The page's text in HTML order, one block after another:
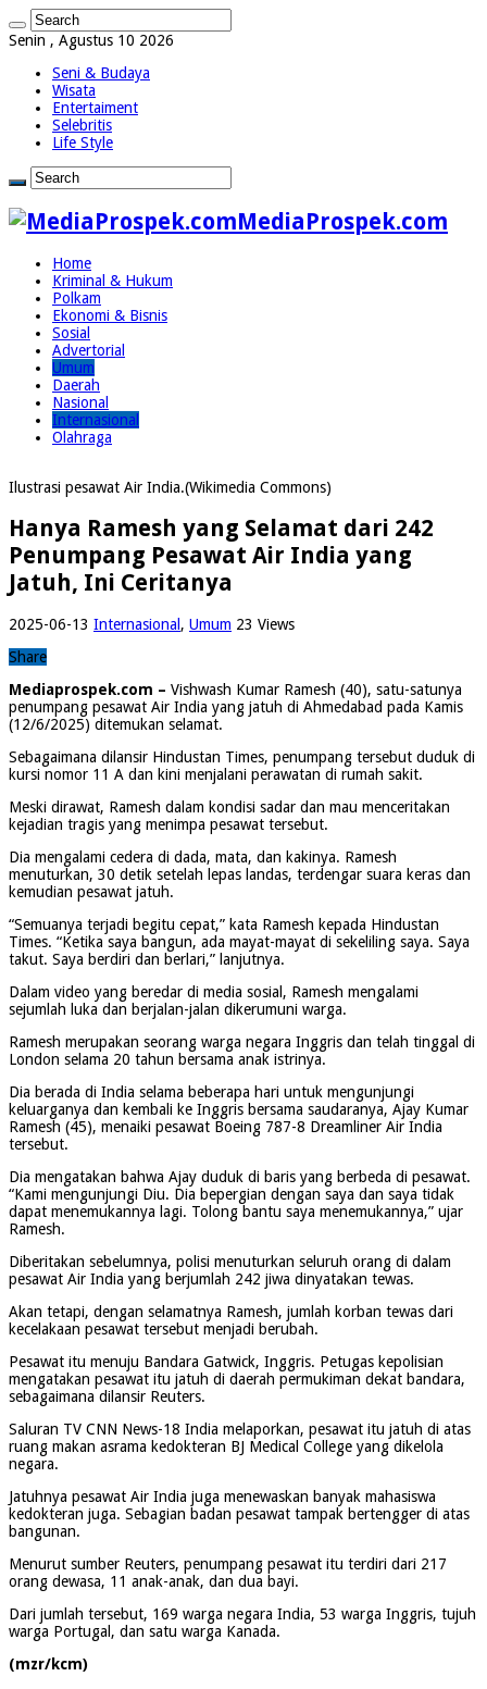
Senin , Agustus 10 2026
Seni & Budaya
Wisata
Entertaiment
Selebritis
Life Style
MediaProspek.com
Home
Kriminal & Hukum
Polkam
Ekonomi & Bisnis
Sosial
Advertorial
Umum
Daerah
Nasional
Internasional
Olahraga
Ilustrasi pesawat Air India.(Wikimedia Commons)
Hanya Ramesh yang Selamat dari 242
Penumpang Pesawat Air India yang
Jatuh, Ini Ceritanya
2025-06-13 Internasional , Umum 23 Views
Share
Mediaprospek.com – Vishwash Kumar Ramesh (40), satu-satunya
penumpang pesawat Air India yang jatuh di Ahmedabad pada Kamis
(12/6/2025) ditemukan selamat.
Sebagaimana dilansir Hindustan Times, penumpang tersebut duduk di
kursi nomor 11 A dan kini menjalani perawatan di rumah sakit.
Meski dirawat, Ramesh dalam kondisi sadar dan mau menceritakan
kejadian tragis yang menimpa pesawat tersebut.
Dia mengalami cedera di dada, mata, dan kakinya. Ramesh
menuturkan, 30 detik setelah lepas landas, terdengar suara keras dan
kemudian pesawat jatuh.
“Semuanya terjadi begitu cepat,” kata Ramesh kepada Hindustan
Times. “Ketika saya bangun, ada mayat-mayat di sekeliling saya. Saya
takut. Saya berdiri dan berlari,” lanjutnya.
Dalam video yang beredar di media sosial, Ramesh mengalami
sejumlah luka dan berjalan-jalan dikerumuni warga.
Ramesh merupakan seorang warga negara Inggris dan telah tinggal di
London selama 20 tahun bersama anak istrinya.
Dia berada di India selama beberapa hari untuk mengunjungi
keluarganya dan kembali ke Inggris bersama saudaranya, Ajay Kumar
Ramesh (45), menaiki pesawat Boeing 787-8 Dreamliner Air India
tersebut.
Dia mengatakan bahwa Ajay duduk di baris yang berbeda di pesawat.
“Kami mengunjungi Diu. Dia bepergian dengan saya dan saya tidak
dapat menemukannya lagi. Tolong bantu saya menemukannya,” ujar
Ramesh.
Diberitakan sebelumnya, polisi menuturkan seluruh orang di dalam
pesawat Air India yang berjumlah 242 jiwa dinyatakan tewas.
Akan tetapi, dengan selamatnya Ramesh, jumlah korban tewas dari
kecelakaan pesawat tersebut menjadi berubah.
Pesawat itu menuju Bandara Gatwick, Inggris. Petugas kepolisian
mengatakan pesawat itu jatuh di daerah permukiman dekat bandara,
sebagaimana dilansir Reuters.
Saluran TV CNN News-18 India melaporkan, pesawat itu jatuh di atas
ruang makan asrama kedokteran BJ Medical College yang dikelola
negara.
Jatuhnya pesawat Air India juga menewaskan banyak mahasiswa
kedokteran juga. Sebagian badan pesawat tampak bertengger di atas
bangunan.
Menurut sumber Reuters, penumpang pesawat itu terdiri dari 217
orang dewasa, 11 anak-anak, dan dua bayi.
Dari jumlah tersebut, 169 warga negara India, 53 warga Inggris, tujuh
warga Portugal, dan satu warga Kanada.
(mzr/kcm)